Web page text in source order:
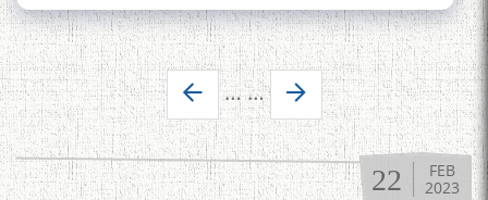
БО МАВЛАВИПАЖУҲИ МАЪРУФУ МУЪТАБАР
ҶАНОБИ КАРИМ ЗАМОНӢ
صفحه‌ها … …
22
FEB
2023